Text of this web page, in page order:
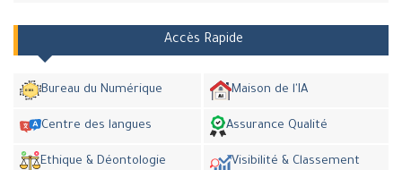
Accès Rapide
Bureau du Numérique Maison de l'IA
Centre des langues Assurance Qualité
Ethique & Déontologie Visibilité & Classement